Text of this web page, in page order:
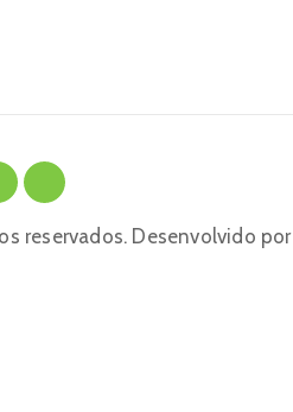
reservados. Desenvolvido por